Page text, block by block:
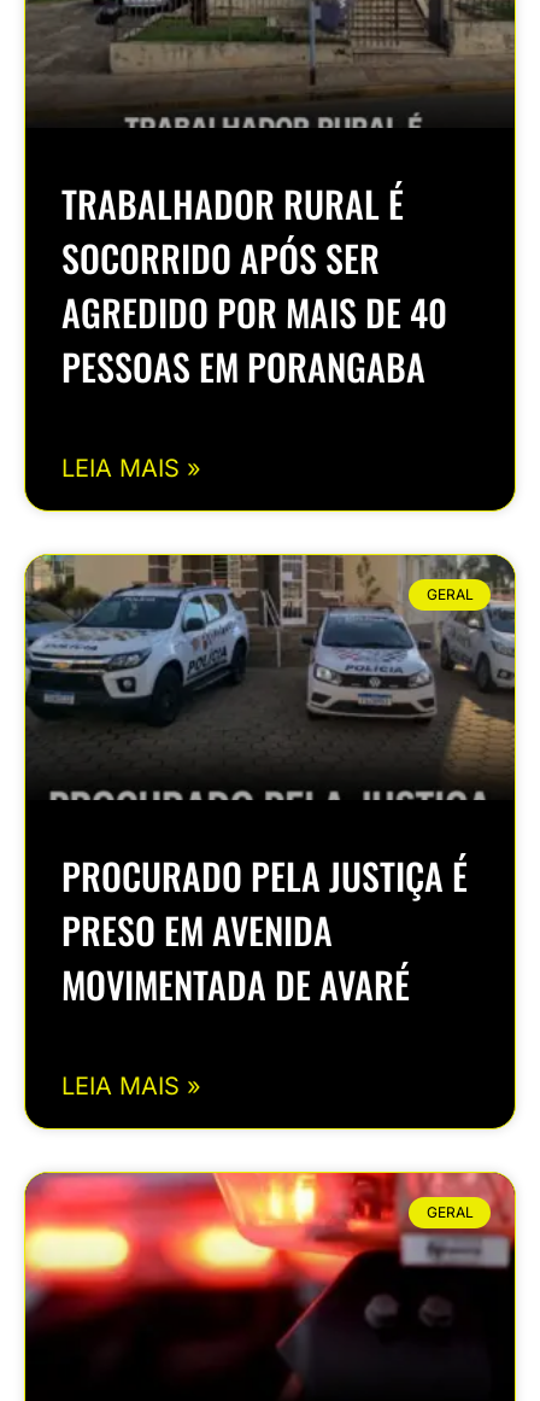
TRABALHADOR RURAL É
SOCORRIDO APÓS SER
AGREDIDO POR MAIS DE 40
PESSOAS EM PORANGABA
LEIA MAIS »
GERAL
PROCURADO PELA JUSTIÇA É
PRESO EM AVENIDA
MOVIMENTADA DE AVARÉ
LEIA MAIS »
GERAL